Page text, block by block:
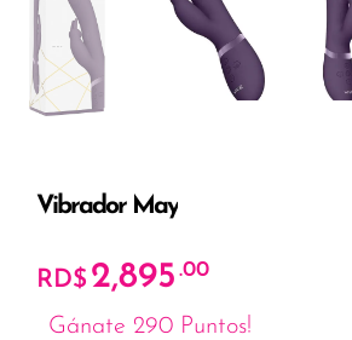
Vibrador May
RD$ 2,895 .00
Gánate 290 Puntos!